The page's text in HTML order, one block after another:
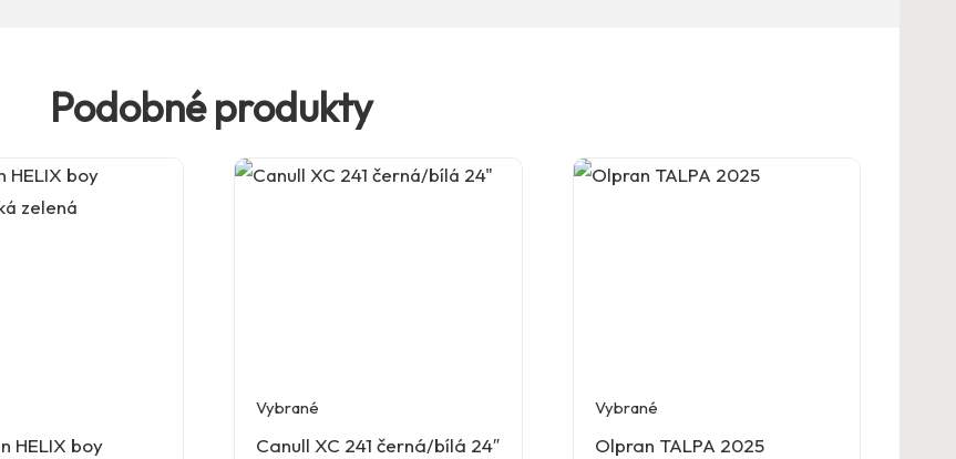
Podobné produkty
HELIX boy
Vybrané
Canull XC 241 černá/bílá 24″
Vybrané
Olpran TALPA 2025